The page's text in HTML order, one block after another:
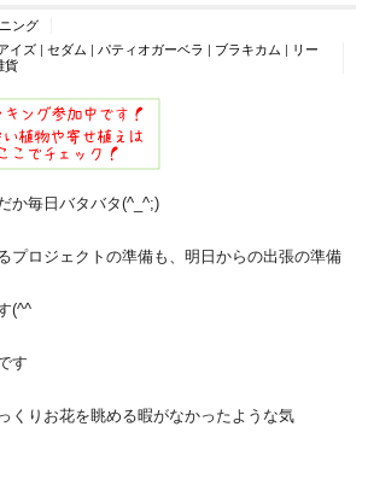
ング
イズ | セダム | パティオガーベラ | ブラキカム | リー
貨
か毎日バタバタ(^_^;)
プロジェクトの準備も、明日からの出張の準備
(^^ゞ
す
くりお花を眺める暇がなかったような気